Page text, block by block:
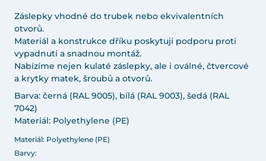
Záslepky vhodné do trubek nebo ekvivalentních
otvorů.
Materiál a konstrukce dříku poskytují podporu proti
vypadnutí a snadnou montáž.
Nabízíme nejen kulaté záslepky, ale i oválné, čtvercové
a krytky matek, šroubů a otvorů.
Barva: černá (RAL 9005), bílá (RAL 9003), šedá (RAL
7042)
Materiál: Polyethylene (PE)
Materiál: Polyethylene (PE)
Barvy: